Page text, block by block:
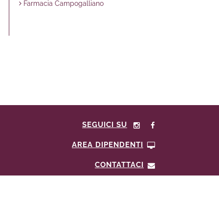
Farmacia Campogalliano
SEGUICI SU
AREA DIPENDENTI
CONTATTACI